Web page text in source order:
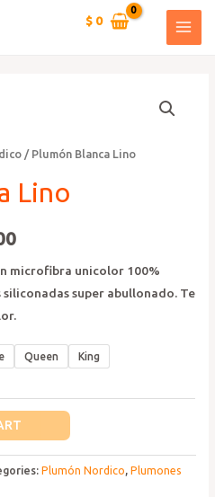
$ 0
/ Plumón Blanca Lino
Lino
microfibra unicolor 100%
super abullonado. Te
Queen King
Plumón Nordico,Plumones